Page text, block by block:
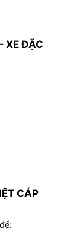
XE ĐẶC
CÁP